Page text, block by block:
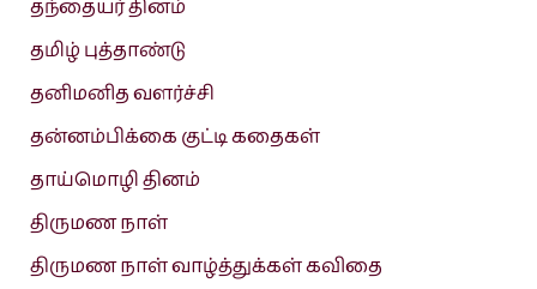
தந்தையர் தினம்
தமிழ் புத்தாண்டு
தனிமனித வளர்ச்சி
தன்னம்பிக்கை குட்டி கதைகள்
தாய்மொழி தினம்
திருமண நாள்
திருமண நாள் வாழ்த்துக்கள் கவிதை